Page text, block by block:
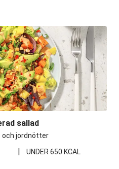
sallad
jordnötter
| UNDER 650 KCAL